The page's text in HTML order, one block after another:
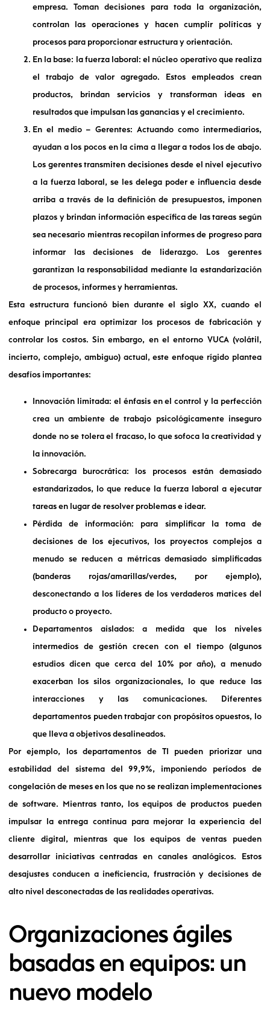
empresa. Toman decisiones para toda la organización,
controlan las operaciones y hacen cumplir políticas y
procesos para proporcionar estructura y orientación.
En la base: la fuerza laboral: el núcleo operativo que realiza
el trabajo de valor agregado. Estos empleados crean
productos, brindan servicios y transforman ideas en
resultados que impulsan las ganancias y el crecimiento.
En el medio – Gerentes: Actuando como intermediarios,
ayudan a los pocos en la cima a llegar a todos los de abajo.
Los gerentes transmiten decisiones desde el nivel ejecutivo
a la fuerza laboral, se les delega poder e influencia desde
arriba a través de la definición de presupuestos, imponen
plazos y brindan información específica de las tareas según
sea necesario mientras recopilan informes de progreso para
informar las decisiones de liderazgo. Los gerentes
garantizan la responsabilidad mediante la estandarización
de procesos, informes y herramientas.
Esta estructura funcionó bien durante el siglo XX, cuando el
enfoque principal era optimizar los procesos de fabricación y
controlar los costos. Sin embargo, en el entorno VUCA (volátil,
incierto, complejo, ambiguo) actual, este enfoque rígido plantea
desafíos importantes:
Innovación limitada: el énfasis en el control y la perfección
crea un ambiente de trabajo psicológicamente inseguro
donde no se tolera el fracaso, lo que sofoca la creatividad y
la innovación.
Sobrecarga burocrática: los procesos están demasiado
estandarizados, lo que reduce la fuerza laboral a ejecutar
tareas en lugar de resolver problemas e idear.
Pérdida de información: para simplificar la toma de
decisiones de los ejecutivos, los proyectos complejos a
menudo se reducen a métricas demasiado simplificadas
(banderas rojas/amarillas/verdes, por ejemplo),
desconectando a los líderes de los verdaderos matices del
producto o proyecto.
Departamentos aislados: a medida que los niveles
intermedios de gestión crecen con el tiempo (algunos
estudios dicen que cerca del 10% por año), a menudo
exacerban los silos organizacionales, lo que reduce las
interacciones y las comunicaciones. Diferentes
departamentos pueden trabajar con propósitos opuestos, lo
que lleva a objetivos desalineados.
Por ejemplo, los departamentos de TI pueden priorizar una
estabilidad del sistema del 99,9%, imponiendo períodos de
congelación de meses en los que no se realizan implementaciones
de software. Mientras tanto, los equipos de productos pueden
impulsar la entrega continua para mejorar la experiencia del
cliente digital, mientras que los equipos de ventas pueden
desarrollar iniciativas centradas en canales analógicos. Estos
desajustes conducen a ineficiencia, frustración y decisiones de
alto nivel desconectadas de las realidades operativas.
Organizaciones ágiles
basadas en equipos: un
nuevo modelo